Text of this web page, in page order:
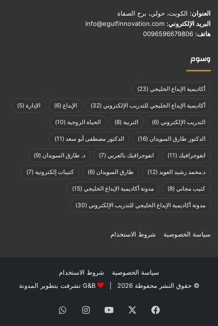
العنوان: الكويت، حولي، برج الصفاة
البريد الإلكتروني: info@egulfinnovation.com
هاتف: 0096596679806
وسوم
أكاديمية الإبداع الخليجي (23)
أكاديمية الإبداع الخليجي للتدريب الإلكتروني (32) الإبداع (6) الإدارة (5)
التدريب الإلكتروني (6) التربية (8) الحياة الزوجية (10)
الدكتور طارق السويدان (16) الدكتور مصطفى أبو سعد (11)
انفوجرافيك (11) انفوجرافيك بالعربي (7) د. طارق السويدان (9)
د.محمد رشيد العويد (12) طارق السويدان (6) كتيبات إلكترونية (7)
كتيب مجاني (8) مدونة أكاديمية الإبداع الخليجي (15)
مدونة أكاديمية الإبداع الخليجي للتدريب الإلكتروني (30)
سياسة الخصوصية شروط الاستخدام
سياسة الخصوصية
شروط الاستخدام
© حقوق النشر محفوظة 2026 |
G&B تشرفت بتطوير المدونة
فيسبوك يوتيوب انستقرام